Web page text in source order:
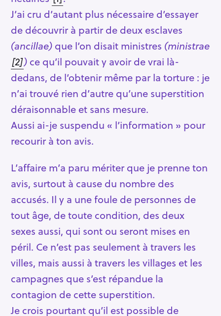
J’ai cru d’autant plus nécessaire d’essayer
de découvrir à partir de deux esclaves
(ancillae) que l’on disait ministres (ministrae
[2]) ce qu’il pouvait y avoir de vrai là-
dedans, de l’obtenir même par la torture : je
n’ai trouvé rien d’autre qu’une superstition
déraisonnable et sans mesure.
Aussi ai-je suspendu « l’information » pour
recourir à ton avis.
L’affaire m’a paru mériter que je prenne ton
avis, surtout à cause du nombre des
accusés. Il y a une foule de personnes de
tout âge, de toute condition, des deux
sexes aussi, qui sont ou seront mises en
péril. Ce n’est pas seulement à travers les
villes, mais aussi à travers les villages et les
campagnes que s’est répandue la
contagion de cette superstition.
Je crois pourtant qu’il est possible de